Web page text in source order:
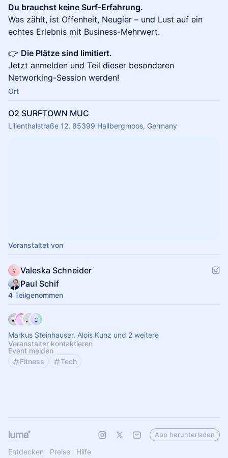
Du brauchst keine Surf-Erfahrung.
Was zählt, ist Offenheit, Neugier – und Lust auf ein
echtes Erlebnis mit Business-Mehrwert.
​👉 Die Plätze sind limitiert.
Jetzt anmelden und Teil dieser besonderen
Networking-Session werden!
Ort
O2 SURFTOWN MUC
Lilienthalstraße 12, 85399 Hallbergmoos, Germany
Veranstaltet von
Valeska Schneider
Paul Schif
4 Teilgenommen
Markus Steinhauser, Alois Kunz und 2 weitere
Veranstalter kontaktieren
Event melden
Fitness
Tech
Entdecken Preise Hilfe
App herunterladen